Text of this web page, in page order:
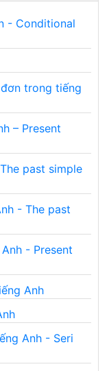
- Conditional
trong tiếng
– Present
past simple
- The past
- Present
Anh
Anh - Seri